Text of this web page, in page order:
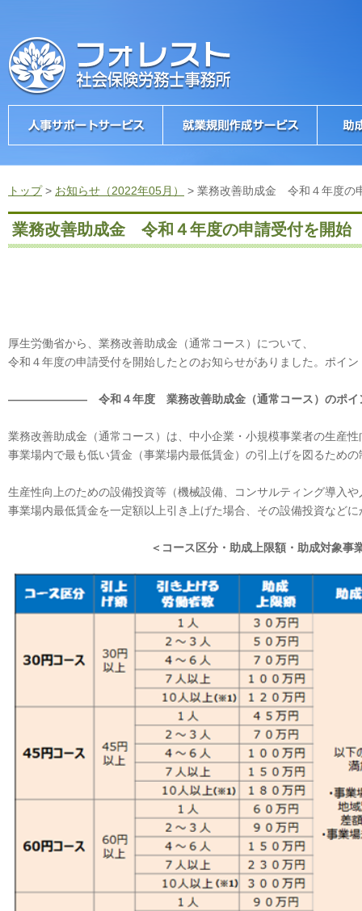
トップ> お知らせ（2022年05月） > 業務改善助成金 令和４年度の
業務改善助成金 令和４年度の申請受付を開始
厚生労働省から、業務改善助成金（通常コース）について、
令和４年度の申請受付を開始したとのお知らせがありました。ポイ
――――――― 令和４年度 業務改善助成金（通常コース）の
業務改善助成金（通常コース）は、中小企業・小規模事業者の生産
事業場内で最も低い賃金（事業場内最低賃金）の引上げを図るための
生産性向上のための設備投資等（機械設備、コンサルティング導入
事業場内最低賃金を一定額以上引き上げた場合、その設備投資など
＜コース区分・助成上限額・助成対象事